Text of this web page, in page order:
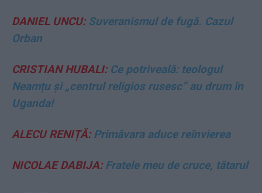
DANIEL UNCU:Suveranismul de fugă. Cazul
Orban
CRISTIAN HUBALI:Ce potriveală: teologul
Neamțu și „centrul religios rusesc” au drum în
Uganda!
ALECU RENIȚĂ:Primăvara aduce reînvierea
NICOLAE DABIJA:Fratele meu de cruce, tătarul